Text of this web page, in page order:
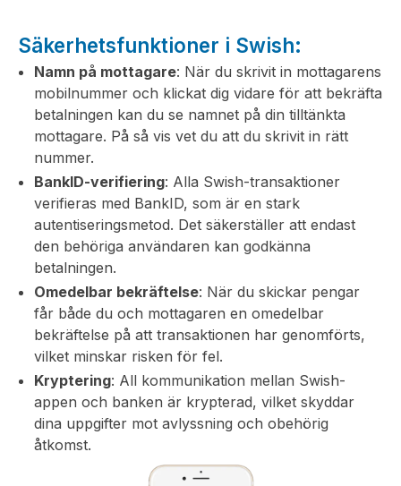
Säkerhetsfunktioner i Swish:
Namn på mottagare: När du skrivit in mottagarens
mobilnummer och klickat dig vidare för att bekräfta
betalningen kan du se namnet på din tilltänkta
mottagare. På så vis vet du att du skrivit in rätt
nummer.
BankID-verifiering: Alla Swish-transaktioner
verifieras med BankID, som är en stark
autentiseringsmetod. Det säkerställer att endast
den behöriga användaren kan godkänna
betalningen.
Omedelbar bekräftelse: När du skickar pengar
får både du och mottagaren en omedelbar
bekräftelse på att transaktionen har genomförts,
vilket minskar risken för fel.
Kryptering: All kommunikation mellan Swish-
appen och banken är krypterad, vilket skyddar
dina uppgifter mot avlyssning och obehörig
åtkomst.